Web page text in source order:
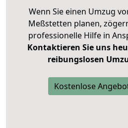
Wenn Sie einen Umzug
Meßstetten planen,
professionelle Hilfe in
Kontaktieren Sie uns
reibungslosen
Kostenlose